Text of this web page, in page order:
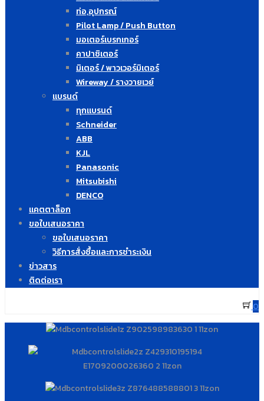
ท่อ,อุปกรณ์
Pilot Lamp / Push Button
มอเตอร์เบรกเกอร์
คาปาซิเตอร์
มิเตอร์ / พาวเวอร์มิเตอร์
Wireway / รางวายเวย์
แบรนด์
ทุกแบรนด์
Schneider
ABB
KJL
Panasonic
Mitsubishi
DENCO
แคตตาล็อก
ขอใบเสนอราคา
ขอใบเสนอราคา
วิธีการสั่งซื้อและการชำระเงิน
ข่าวสาร
ติดต่อเรา
0